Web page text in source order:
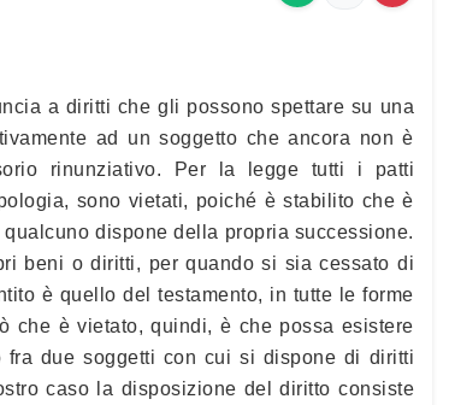
a diritti che gli possono spettare su una
ad un soggetto che ancora non è
rinunziativo. Per la legge tutti i patti
sono vietati, poiché è stabilito che è
dispone della propria successione.
beni o diritti, per quando si sia cessato di
è quello del testamento, in tutte le forme
che è vietato, quindi, è che possa esistere
fra due soggetti con cui si dispone di diritti
caso la disposizione del diritto consiste